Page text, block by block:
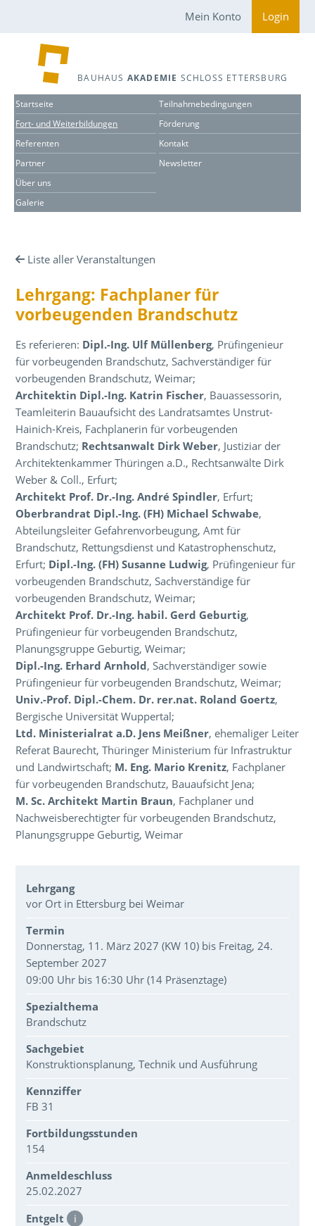
Mein Konto Login
BAUHAUS AKADEMIE SCHLOSS ETTERSBURG
Startseite
Fort- und Weiterbildungen
Referenten
Partner
Über uns
Galerie
Teilnahmebedingungen
Förderung
Kontakt
Newsletter
Liste aller Veranstaltungen
Lehrgang: Fachplaner für
vorbeugenden Brandschutz
Es referieren: Dipl.-Ing. Ulf Müllenberg, Prüfingenieur
für vorbeugenden Brandschutz, Sachverständiger für
vorbeugenden Brandschutz, Weimar;
Architektin Dipl.-Ing. Katrin Fischer, Bauassessorin,
Teamleiterin Bauaufsicht des Landratsamtes Unstrut-
Hainich-Kreis, Fachplanerin für vorbeugenden
Brandschutz; Rechtsanwalt Dirk Weber, Justiziar der
Architektenkammer Thüringen a.D., Rechtsanwälte Dirk
Weber & Coll., Erfurt;
Architekt Prof. Dr.-Ing. André Spindler, Erfurt;
Oberbrandrat Dipl.-Ing. (FH) Michael Schwabe,
Abteilungsleiter Gefahrenvorbeugung, Amt für
Brandschutz, Rettungsdienst und Katastrophenschutz,
Erfurt; Dipl.-Ing. (FH) Susanne Ludwig, Prüfingenieur für
vorbeugenden Brandschutz, Sachverständige für
vorbeugenden Brandschutz, Weimar;
Architekt Prof. Dr.-Ing. habil. Gerd Geburtig,
Prüfingenieur für vorbeugenden Brandschutz,
Planungsgruppe Geburtig, Weimar;
Dipl.-Ing. Erhard Arnhold, Sachverständiger sowie
Prüfingenieur für vorbeugenden Brandschutz, Weimar;
Univ.-Prof. Dipl.-Chem. Dr. rer.nat. Roland Goertz,
Bergische Universität Wuppertal;
Ltd. Ministerialrat a.D. Jens Meißner, ehemaliger Leiter
Referat Baurecht, Thüringer Ministerium für Infrastruktur
und Landwirtschaft; M. Eng. Mario Krenitz, Fachplaner
für vorbeugenden Brandschutz, Bauaufsicht Jena;
M. Sc. Architekt Martin Braun, Fachplaner und
Nachweisberechtigter für vorbeugenden Brandschutz,
Planungsgruppe Geburtig, Weimar
Veranstaltungsdaten
Lehrgang
vor Ort in Ettersburg bei Weimar
Termin
Donnerstag, 11. März 2027 (KW 10) bis Freitag, 24.
September 2027
09:00 Uhr bis 16:30 Uhr (14 Präsenztage)
Spezialthema
Brandschutz
Sachgebiet
Konstruktionsplanung, Technik und Ausführung
Kennziffer
FB 31
Fortbildungsstunden
154
Anmeldeschluss
25.02.2027
Entgelt i